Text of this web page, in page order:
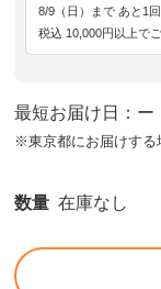
8/9（日）まで あと1回
税込 10,000円以上で
最短お届け日：ー
※東京都にお届けする
数量 在庫なし